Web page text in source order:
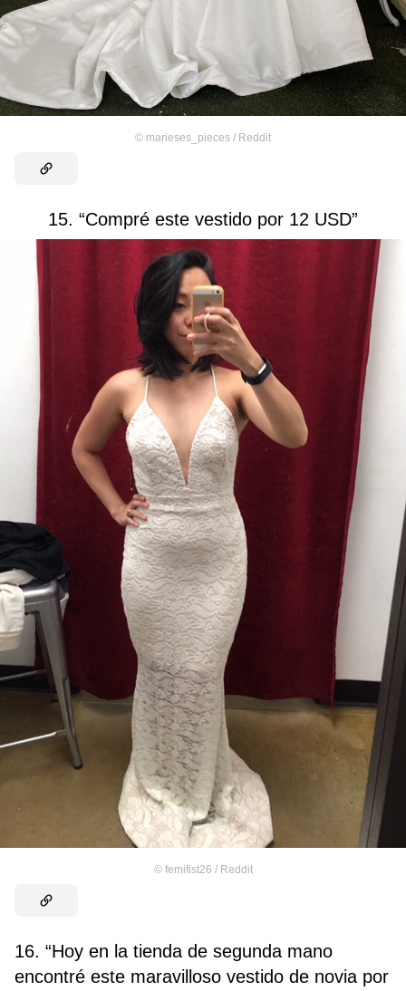
© marieses_pieces / Reddit
15. “Compré este vestido por 12 USD”
© femifist26 / Reddit
16. “Hoy en la tienda de segunda mano
encontré este maravilloso vestido de novia por